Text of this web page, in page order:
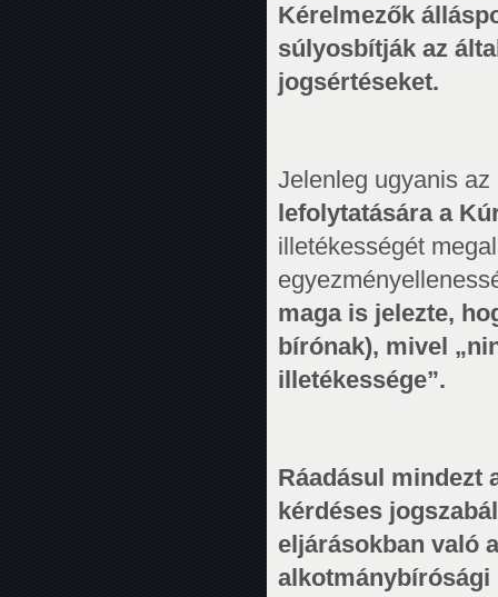
Kérelmezők
súlyosbítják az
jogsértéseket.
Jelenleg ugyanis
lefolytatására a
illetékességét
maga is jelezte,
bírónak), mivel
illetékessége”.
Ráadásul mindezt
kérdéses
eljárásokban való
alkotmánybírósági